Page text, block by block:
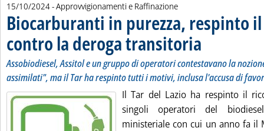
15/10/2024- Approvvigionamenti e Raffinazione
Biocarburanti in purezza, respinto
contro la deroga transitoria . Sottotitolo:
. Pubblicata martedì
Assobiodiesel, Assitol e un gruppo di operatori contestavano la
assimilati", ma il Tar ha respinto tutti i motivi, inclusa l'accusa di
Il Tar del Lazio ha respinto il
singoli operatori del
ministeriale con cui un anno fa il